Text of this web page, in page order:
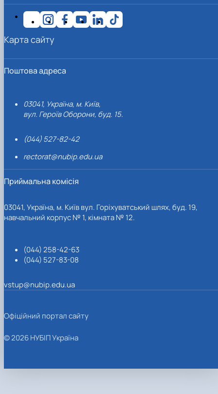
Поштова адреса
03041, Україна, м. Київ,
вул. Героїв Оборони, буд. 15.
(044) 527-82-42
rectorat@nubip.edu.ua
Приймальна комісія
03041, Україна, м. Київ вул. Горіхуватський шлях, буд. 19,
навчальний корпус № 1, кімната № 12.
(044) 258-42-63
(044) 527-83-08
vstup@nubip.edu.ua
Карта сайту
Офіційний портал сайту
© 2026 НУБІП Україна